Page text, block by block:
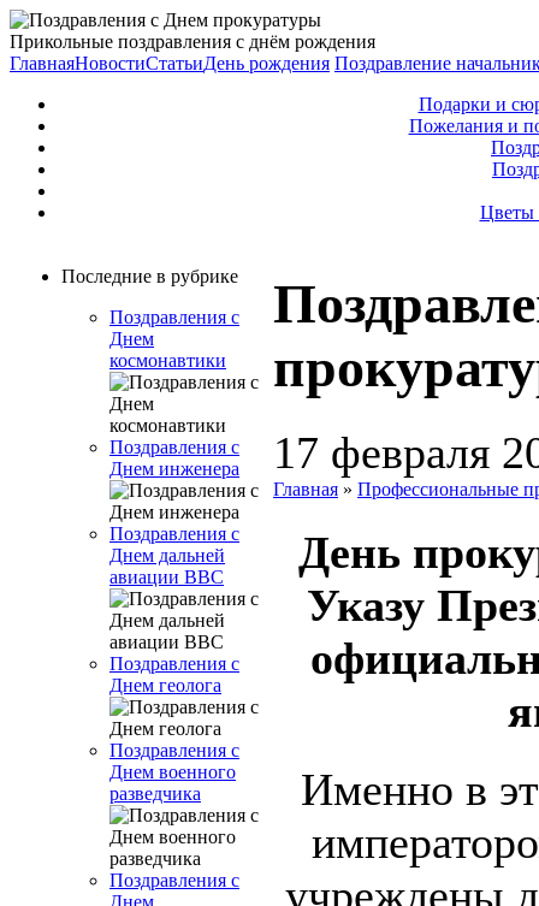
Прикольные поздравления с днём рождения
ГлавнаяНовостиСтатьиДень рождения Поздравление
Подарки и
Пожелания и
Цветы
Последние в рубрике
Поздравления с
Днем
космонавтики
Поздравления с
Днем инженера
Поздравления с
Днем дальней
авиации ВВС
Поздравления с
Днем геолога
Поздравления с
Днем военного
разведчика
Поздравления с
Днем
17 февраля
Главная » Профессиональные
День
Указу
Именно в
учреждены